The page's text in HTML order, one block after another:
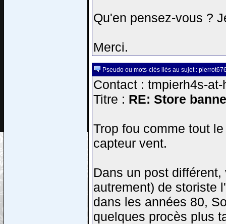
Qu'en pensez-vous ?
Merci.
Pseudo ou mots-clés liés au sujet :
Contact : tmpierh4s-
Titre : RE: Store
Trop fou comme tout
capteur vent.
Dans un post
autrement) de storiste
dans les années 80,
quelques procès plus